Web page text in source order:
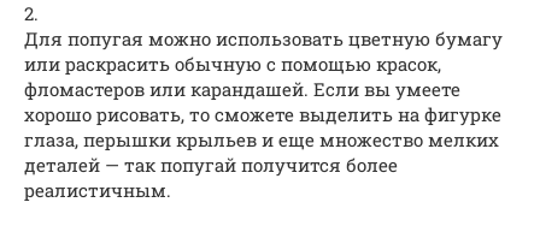
2.
Для попугая можно использовать цветную бумагу
или раскрасить обычную с помощью красок,
фломастеров или карандашей. Если вы умеете
хорошо рисовать, то сможете выделить на фигурке
глаза, перышки крыльев и еще множество мелких
деталей — так попугай получится более
реалистичным.